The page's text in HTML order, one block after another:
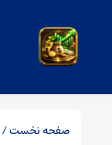
صفحه نخست/